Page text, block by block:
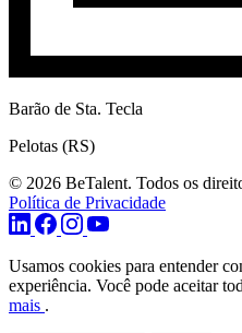
Barão de Sta. Tecla
Pelotas (RS)
© 2026 BeTalent. Todos os
Política de Privacidade
Usamos cookies para entender
experiência. Você pode aceitar
mais .